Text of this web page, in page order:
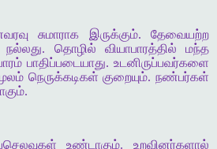
சுமாராக இருக்கும். தேவையற்ற
தொழில் வியாபாரத்தில் மந்த
பாதிப்படையாது. உடனிருப்பவர்களை
நெருக்கடிகள் குறையும். நண்பர்கள்
உண்டாகும். உறவினர்களால்